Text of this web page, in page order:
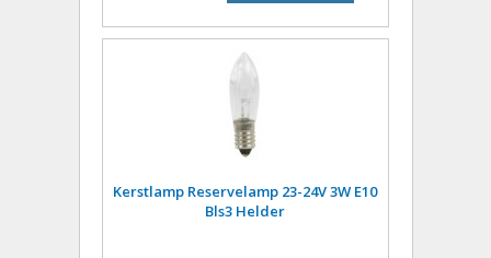
Kerstlamp Reservelamp 23-24V 3W E10
Bls3 Helder